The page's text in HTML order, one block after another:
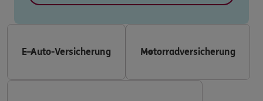
E-Auto-Versicherung Motorradversicherung